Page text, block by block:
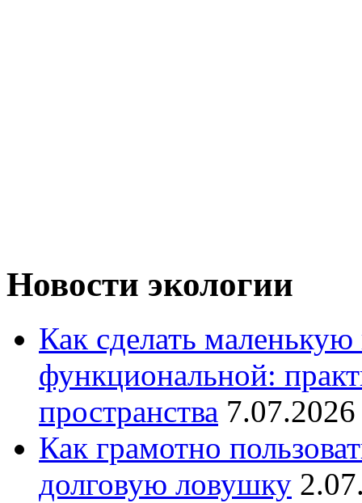
Новости экологии
Как сделать
функциональной:
пространства
Как грамотно
долговую ловушку